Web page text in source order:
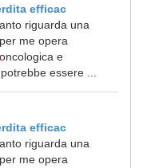
efficac
riguarda una
me opera
oncologica e
essere ...
efficac
riguarda una
me opera